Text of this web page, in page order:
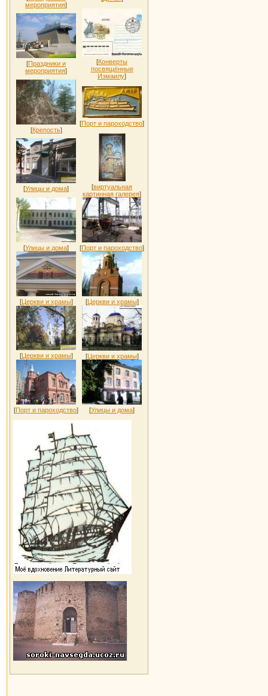
мероприятия]
[Праздники и
мероприятия]
[Конверты
посвящённые
Измаилу]
[Крепость]
[Порт и пароходство]
[Улицы и дома] [виртуальная
картинная галерея]
[Улицы и дома] [Порт и пароходство]
[Церкви и храмы] [Церкви и храмы]
[Церкви и храмы] [Церкви и храмы]
[Порт и пароходство] [Улицы и дома]